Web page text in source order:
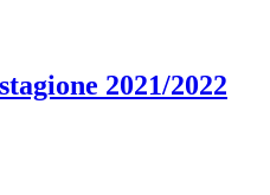
2021/2022